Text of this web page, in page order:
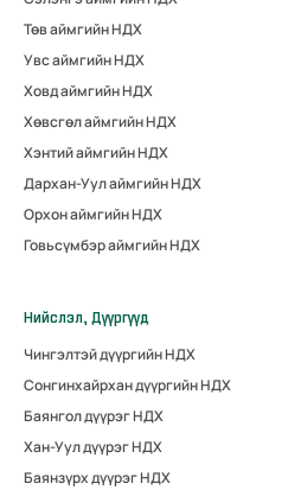
Төв аймгийн НДХ
Увс аймгийн НДХ
Ховд аймгийн НДХ
Хөвсгөл аймгийн НДХ
Хэнтий аймгийн НДХ
Дархан-Уул аймгийн НДХ
Орхон аймгийн НДХ
Говьсүмбэр аймгийн НДХ
Нийслэл, Дүүргүүд
Чингэлтэй дүүргийн НДХ
Сонгинхайрхан дүүргийн НДХ
Баянгол дүүрэг НДХ
Хан-Уул дүүрэг НДХ
Баянзүрх дүүрэг НДХ